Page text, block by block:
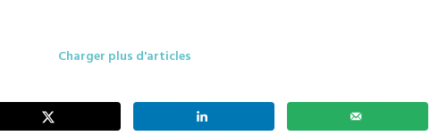
Charger plus d'articles